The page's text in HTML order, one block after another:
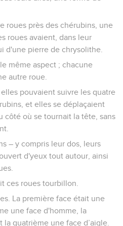
roues près des chérubins, une
roues avaient, dans leur
d'une pierre de chrysolithe.
même aspect ; chacune
autre roue.
pouvaient suivre les quatre
et elles se déplaçaient
côté où se tournait la tête, sans
– y compris leur dos, leurs
d'yeux tout autour, ainsi
ces roues tourbillon.
La première face était une
une face d'homme, la
quatrième une face d’aigle.